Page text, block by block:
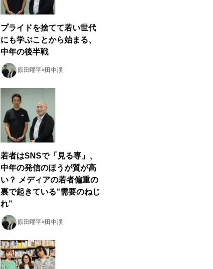
プライドを捨てて若い世代
にも学ぶことから始まる、
中年の後半戦
原田曜平×田中渓
若者はSNSで「見る専」、
中年の発信のほうが質が高
い？ メディアの若者偏重の
裏で起きている“需要のねじ
れ”
原田曜平×田中渓